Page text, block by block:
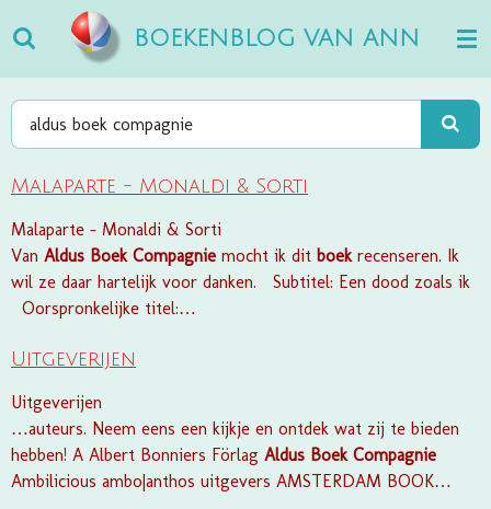
direct
naar
de
hoofdinhoud
BOEKENBLOG VAN ANN
Malaparte - Monaldi & Sorti
Malaparte - Monaldi & Sorti
Van Aldus Boek Compagnie mocht ik dit boekrecenseren. Ik
wil ze daar hartelijk voor danken. Subtitel: Een dood zoals ik
Oorspronkelijke titel:…
Uitgeverijen
Uitgeverijen
…auteurs. Neem eens een kijkje en ontdek wat zij te bieden
hebben! A Albert Bonniers Förlag Aldus Boek Compagnie
Ambilicious ambo|anthos uitgevers AMSTERDAM BOOK…